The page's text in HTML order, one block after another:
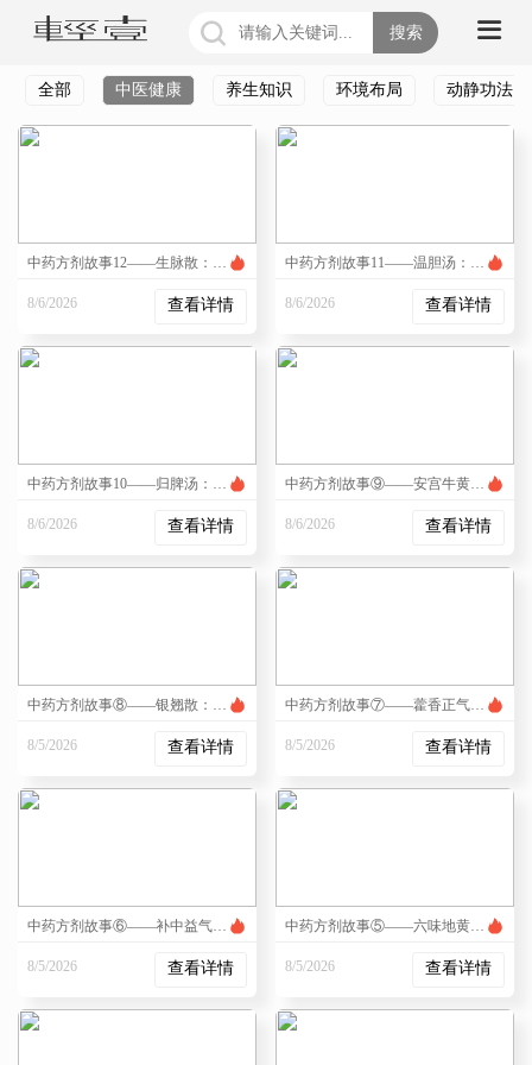
搜索
全部 中医健康 养生知识 环境布局 动静功法
中药方剂故事12——生脉散：气阴两虚时的“充能剂”
8/6/2026
查看详情
中药方剂故事11——温胆汤：“胆怯易惊”的人最需要的方子
8/6/2026
查看详情
中药方剂故事10——归脾汤：补心又补脾的“双料冠军”
8/6/2026
查看详情
中药方剂故事⑨——安宫牛黄丸：温病急救的“王牌”
8/6/2026
查看详情
中药方剂故事⑧——银翘散：温病学派的一张“王牌”
8/5/2026
查看详情
中药方剂故事⑦——藿香正气水：夏日“万能药”的前世今生
8/5/2026
查看详情
中药方剂故事⑥——补中益气汤：把“气”提起来的方子
8/5/2026
查看详情
中药方剂故事⑤——六味地黄丸：从儿科方到“补肾”第一方
8/5/2026
查看详情